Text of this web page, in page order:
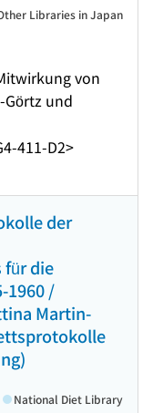
von
Görtz und
411-D2>
Libraries in Japan
der
für die
1960 /
Martin-
National Diet Library